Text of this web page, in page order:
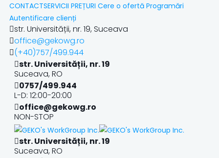
CONTACTSERVICII PREȚURI Cere o ofertă Programări
Autentificare clienți
str. Universității, nr. 19, Suceava
office@gekowg.ro
(+40)757/499.944
str. Universității, nr. 19
Suceava, RO
0757/499.944
L-D: 12:00-20:00
office@gekowg.ro
NON-STOP
str. Universității, nr. 19
Suceava, RO